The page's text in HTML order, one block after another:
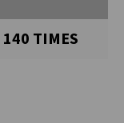
140 TIMES